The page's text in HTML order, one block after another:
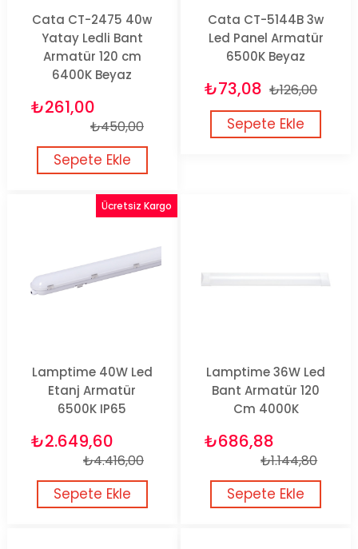
Cata CT-2475 40w
Yatay Ledli Bant
Armatür 120 cm
6400K Beyaz
₺261,00
₺450,00
Sepete Ekle
Cata CT-5144B 3w
Led Panel Armatür
6500K Beyaz
₺73,08 ₺126,00
Sepete Ekle
Lamptime 40W Led
Etanj Armatür
6500K IP65
₺2.649,60
₺4.416,00
Sepete Ekle
Ücretsiz Kargo
Lamptime 36W Led
Bant Armatür 120
Cm 4000K
₺686,88
₺1.144,80
Sepete Ekle